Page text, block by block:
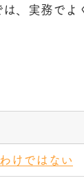
、実務でよ
けではない